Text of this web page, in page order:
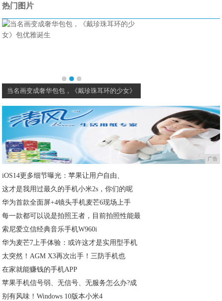
热门图片
当名画变成奢华包包，《戴珍珠耳环的少女》
广告
iOS14更多细节曝光：苹果让用户自由、
这才是我用过最久的手机小米2s，你们的呢
华为首款全面屏+4镜头手机麦芒6现场上手
每一款都可以说是拍照王者，目前拍照性能最
索尼爱立信经典音乐手机W960i
华为麦芒7上手体验：或许这才是实用型手机
太突然！AGM X3再次出手！三防手机也
在家就能赚钱的手机APP
苹果手机信号弱、无信号、无服务怎么办?成
别有风味！Windows 10版本小米4